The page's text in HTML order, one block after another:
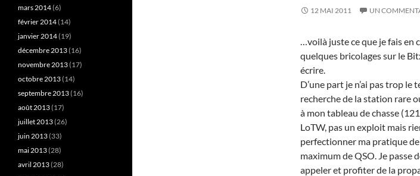
12 MAI 2011 UN
…voilà juste ce que je fais en
quelques bricolages sur le
écrire.
D’une part je n’ai pas trop le
recherche de la station rare
à mon tableau de chasse
LoTW, pas un exploit mais
perfectionner ma pratique de
maximum de QSO. Je passe
appeler et profiter de la
mars 2014(6)
février 2014(14)
janvier 2014(19)
décembre 2013(16)
novembre 2013(17)
octobre 2013(14)
septembre 2013(16)
août 2013(17)
juillet 2013(26)
juin 2013(33)
mai 2013(28)
avril 2013(28)